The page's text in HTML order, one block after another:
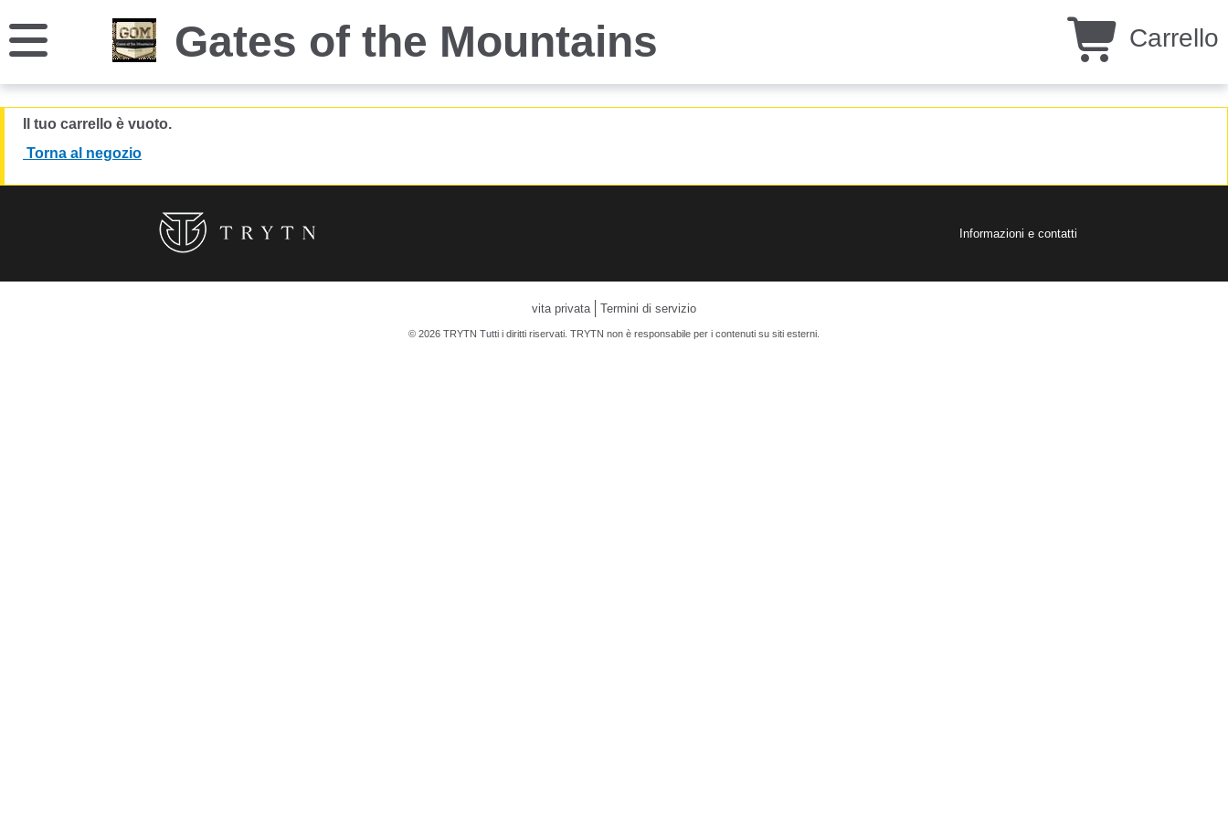
Gates of the Mountains Carrello
Il tuo carrello è vuoto.
Torna al negozio
Informazioni e contatti
vita privata Termini di servizio
© 2026 TRYTN Tutti i diritti riservati. TRYTN non è responsabile per i contenuti su siti esterni.